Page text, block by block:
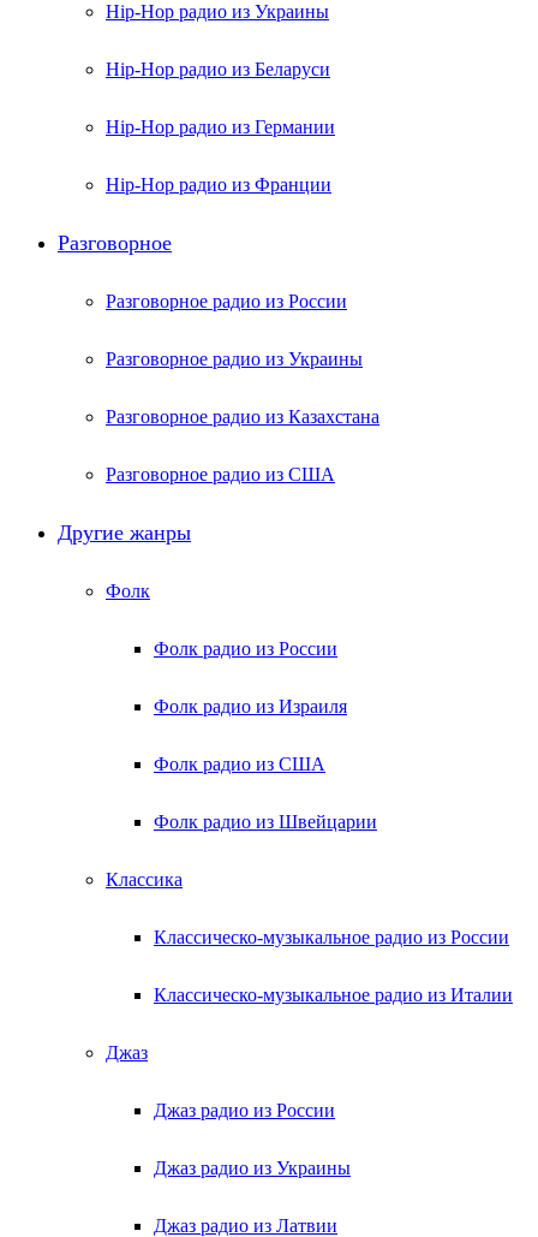
Hip-Hop радио из Украины
Hip-Hop радио из Беларуси
Hip-Hop радио из Германии
Hip-Hop радио из Франции
Разговорное
Разговорное радио из России
Разговорное радио из Украины
Разговорное радио из Казахстана
Разговорное радио из США
Другие жанры
Фолк
Фолк радио из России
Фолк радио из Израиля
Фолк радио из США
Фолк радио из Швейцарии
Классика
Классическо-музыкальное радио из России
Классическо-музыкальное радио из Италии
Джаз
Джаз радио из России
Джаз радио из Украины
Джаз радио из Латвии